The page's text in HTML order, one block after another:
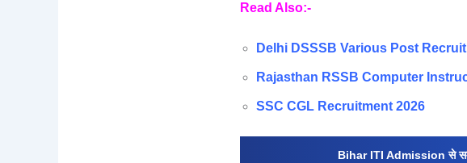
Read Also:-
Delhi DSSSB Various Post
Rajasthan RSSB Computer
SSC CGL Recruitment 2026
Bihar ITI Admission से